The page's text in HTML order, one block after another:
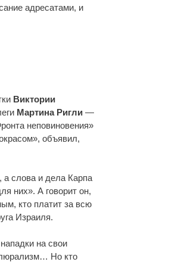
адресатами, и
Виктории
Мартина Ригли —
неповиновения»
объявил,
а слова и дела Карпа
них». А говорит он,
кто платит за всю
Израиля.
на свои
Но кто